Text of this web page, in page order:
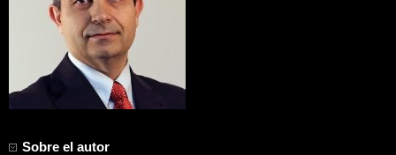
Sobre el autor